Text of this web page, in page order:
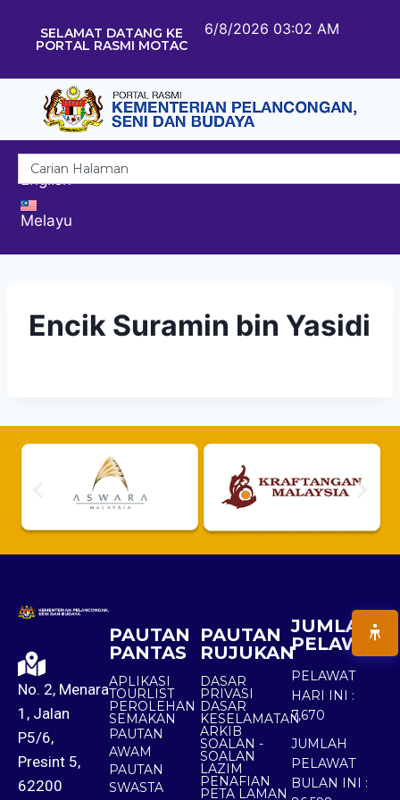
SELAMAT DATANG KE
PORTAL RASMI MOTAC
6/8/2026 03:02 AM
English
Melayu
Encik Suramin bin Yasidi
No. 2, Menara
1, Jalan
P5/6,
Presint 5,
62200
PAUTAN
PANTAS
APLIKASI
TOURLIST
PEROLEHAN
SEMAKAN
PAUTAN
AWAM
PAUTAN
SWASTA
PAUTAN
RUJUKAN
DASAR
PRIVASI
DASAR
KESELAMATAN
ARKIB
SOALAN -
SOALAN
LAZIM
PENAFIAN
PETA LAMAN
JUMLAH
PELAWAT
PELAWAT
HARI INI :
7,670
JUMLAH
PELAWAT
BULAN INI :